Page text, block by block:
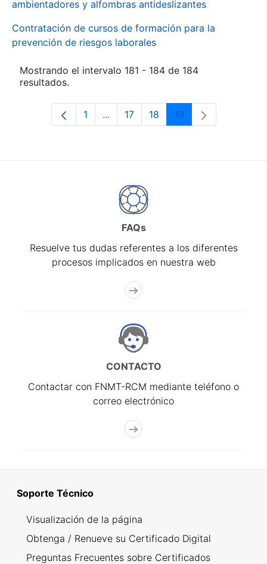
ambientadores y alfombras antideslizantes
Contratación de cursos de formación para la
prevención de riesgos laborales
Mostrando el intervalo 181 - 184 de 184
resultados.
Página
1 ...Páginas intermedias Use TAB para
Página
17 Página
18 Página
19
FAQs
Resuelve tus dudas referentes a los diferentes
procesos implicados en nuestra web
CONTACTO
Contactar con FNMT-RCM mediante teléfono o
correo electrónico
Soporte Técnico
Visualización de la página
Obtenga / Renueve su Certificado Digital
Preguntas Frecuentes sobre Certificados